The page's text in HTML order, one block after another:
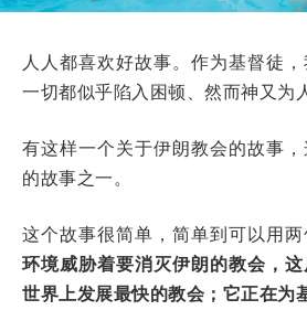
人人都喜欢好故事。作为基督徒
一切都似乎陷入困顿、然而神又为
有这样一个关于伊朗教会的故事
的故事之一。
这个故事很简单，简单到可以用
环境威胁着要消灭伊朗的教会，
世界上发展最快的教会；它正在为